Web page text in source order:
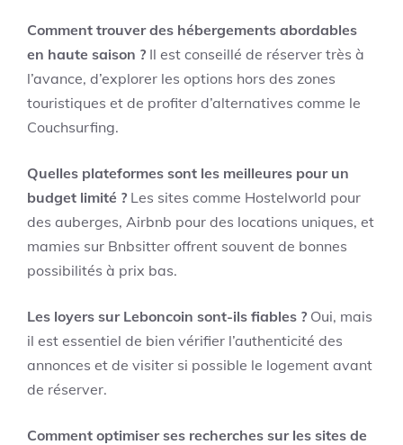
Comment trouver des hébergements abordables
en haute saison ? Il est conseillé de réserver très à
l’avance, d’explorer les options hors des zones
touristiques et de profiter d’alternatives comme le
Couchsurfing.
Quelles plateformes sont les meilleures pour un
budget limité ? Les sites comme Hostelworld pour
des auberges, Airbnb pour des locations uniques, et
mamies sur Bnbsitter offrent souvent de bonnes
possibilités à prix bas.
Les loyers sur Leboncoin sont-ils fiables ? Oui, mais
il est essentiel de bien vérifier l’authenticité des
annonces et de visiter si possible le logement avant
de réserver.
Comment optimiser ses recherches sur les sites de